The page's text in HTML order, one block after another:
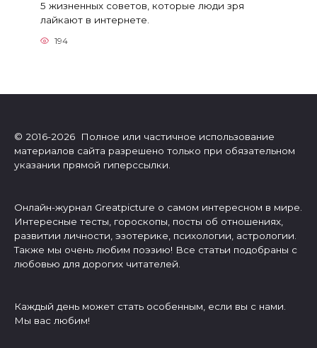
5 жизненных советов, которые люди зря
лайкают в интернете.
194
© 2016-2026 Полное или частичное использование
материалов сайта разрешено только при обязательном
указании прямой гиперссылки.
Онлайн-журнал Greatpicture о самом интересном в мире.
Интересные тесты, гороскопы, посты об отношениях,
развитии личности, эзотерике, психологии, астрологии.
Также мы очень любим поэзию! Все статьи подобраны с
любовью для дорогих читателей.
Каждый день может стать особенным, если вы с нами.
Мы вас любим!